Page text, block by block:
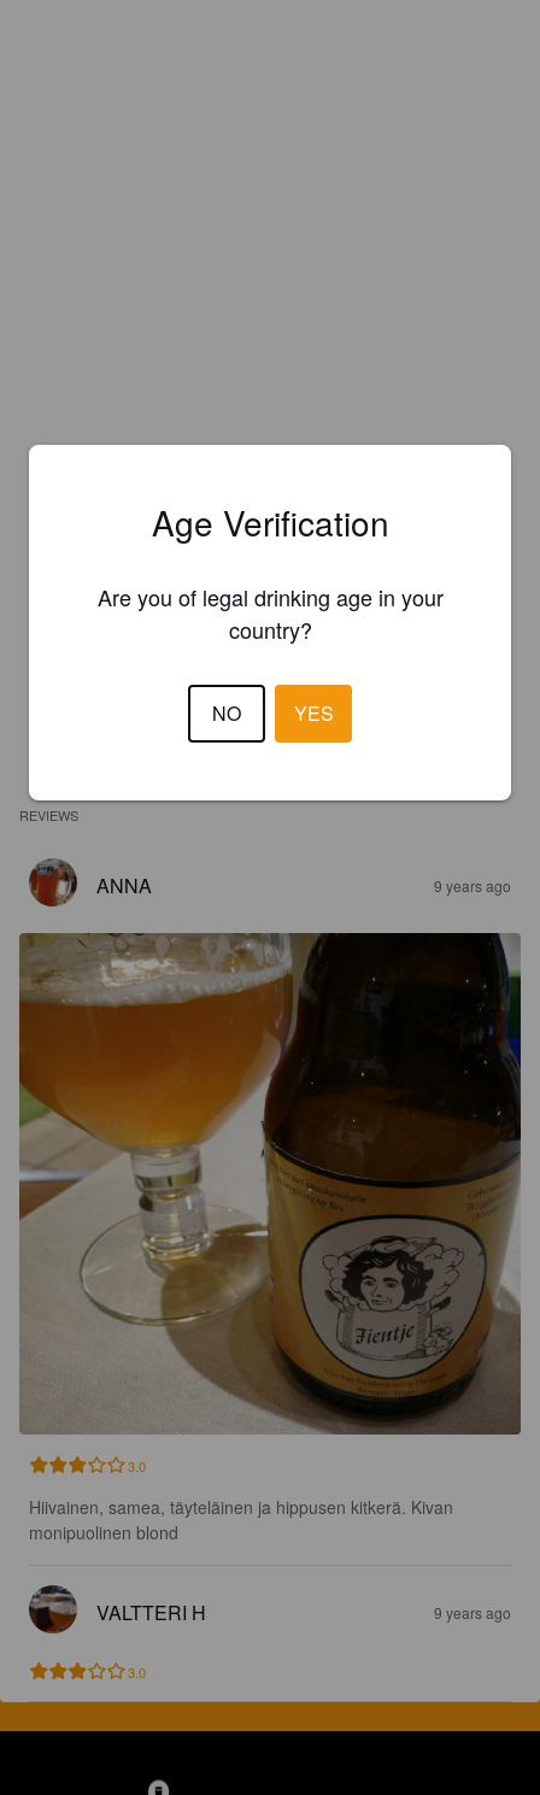
REVIEWS
ANNA 9 years ago
3.0
Hiivainen, samea, täyteläinen ja hippusen kitkerä. Kivan
monipuolinen blond
VALTTERI H 9 years ago
3.0
Age Verification
Are you of legal drinking age in your
country?
NO YES